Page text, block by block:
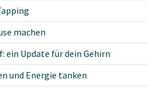
machen
ein Update für dein Gehirn
und Energie tanken